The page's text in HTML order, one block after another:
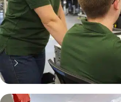
70% moins cher qu'une pièce